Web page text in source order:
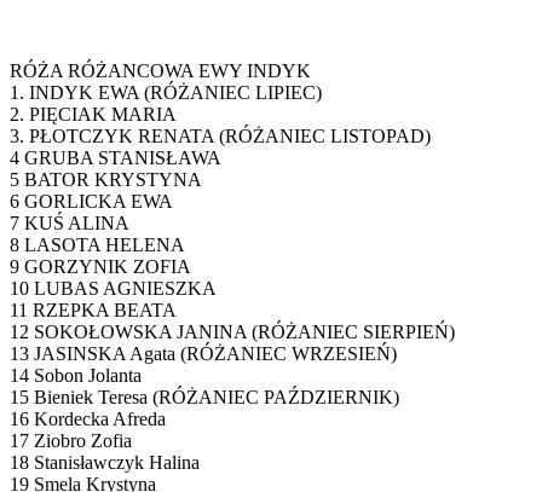
RÓŻA RÓŻANCOWA EWY INDYK
1. INDYK EWA (RÓŻANIEC LIPIEC)
2. PIĘCIAK MARIA
3. PŁOTCZYK RENATA (RÓŻANIEC LISTOPAD)
4 GRUBA STANISŁAWA
5 BATOR KRYSTYNA
6 GORLICKA EWA
7 KUŚ ALINA
8 LASOTA HELENA
9 GORZYNIK ZOFIA
10 LUBAS AGNIESZKA
11 RZEPKA BEATA
12 SOKOŁOWSKA JANINA (RÓŻANIEC SIERPIEŃ)
13 JASINSKA Agata (RÓŻANIEC WRZESIEŃ)
14 Sobon Jolanta
15 Bieniek Teresa (RÓŻANIEC PAŹDZIERNIK)
16 Kordecka Afreda
17 Ziobro Zofia
18 Stanisławczyk Halina
19 Smela Krystyna